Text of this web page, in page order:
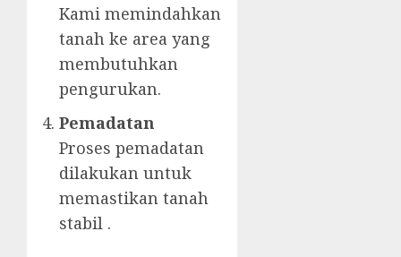
Kami memindahkan
tanah ke area yang
membutuhkan
pengurukan.
Pemadatan
Proses pemadatan
dilakukan untuk
memastikan tanah
stabil .